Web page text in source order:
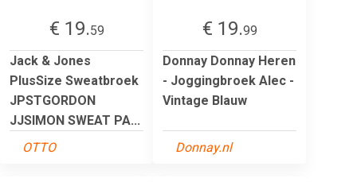
€ 19.59
Jack & Jones
PlusSize Sweatbroek
JPSTGORDON
JJSIMON SWEAT PA...
OTTO
€ 19.99
Donnay Donnay Heren
- Joggingbroek Alec -
Vintage Blauw
Donnay.nl